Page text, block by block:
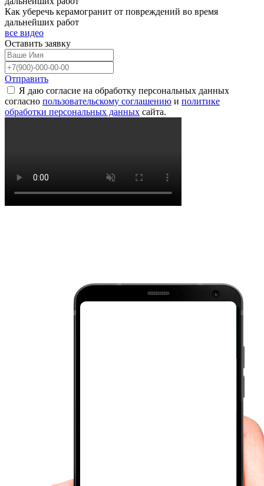
Как уберечь керамогранит от повреждений во время
дальнейших работ
все видео
Оставить заявку
Отправить
Я даю согласие на обработку персональных данных
согласно пользовательскому соглашению и политике
обработки персональных данных сайта.